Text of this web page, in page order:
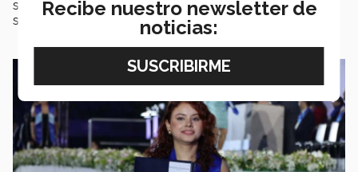
sus prácticas en Sigma Alimentosy busca continuar
su
desarrollo profesional en Estados Unidos.
Recibe nuestro newsletter de
noticias: